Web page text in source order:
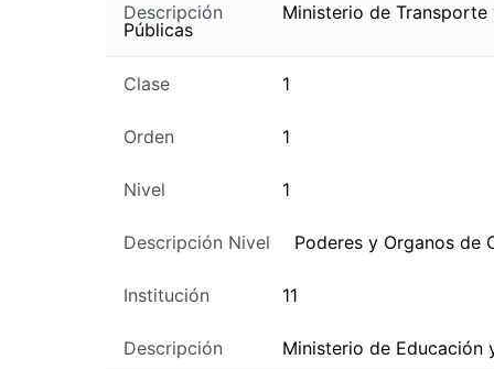
Descripción
Ministerio de Transporte
Públicas
Clase 1
Orden 1
Nivel 1
Descripción Nivel Poderes y Organos de
Institución 11
Descripción Ministerio de Educación